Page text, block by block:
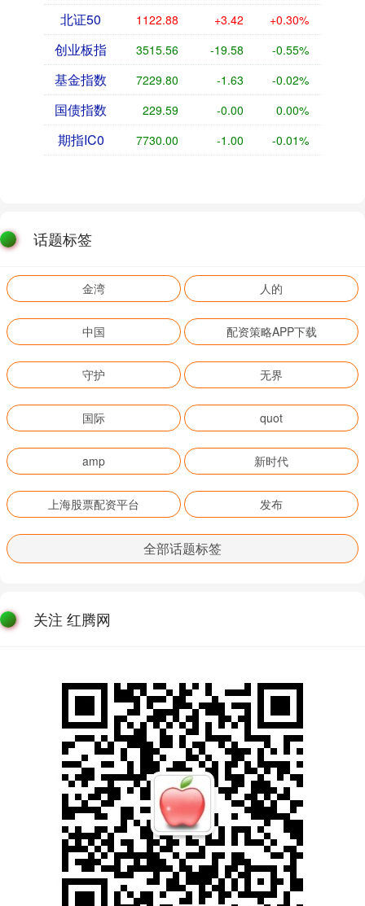
北证50 1122.88 +3.42 +0.30%
创业板指 3515.56 -19.58 -0.55%
基金指数 7229.80 -1.63 -0.02%
国债指数 229.59 -0.00 0.00%
期指IC0 7730.00 -1.00 -0.01%
话题标签
金湾 人的
中国 配资策略APP下载
守护 无界
国际 quot
amp 新时代
上海股票配资平台 发布
全部话题标签
关注 红腾网